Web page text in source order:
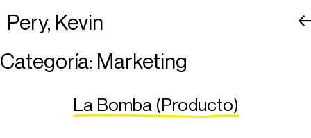
Skip
Pery, Kevin
Categoría: Marketing
La Bomba (Producto)